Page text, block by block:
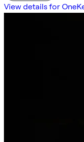
View details for